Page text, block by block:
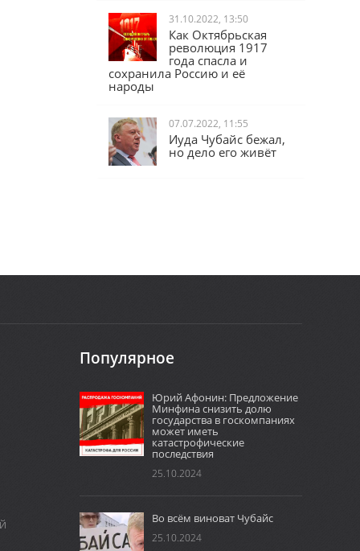
Социалистических Республик.
31.10.2022, 13:50
Как Октябрьская
революция 1917
народы
07.07.2022, 11:55
Популярное
Юрий Афонин: Предложение
Минфина снизить долю
государства в госкомпаниях
может иметь
катастрофические